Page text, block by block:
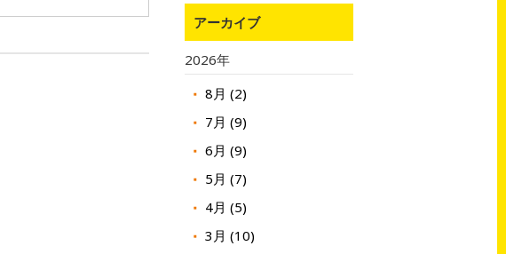
アーカイブ
2026年
8月 (2)
7月 (9)
6月 (9)
5月 (7)
4月 (5)
3月 (10)